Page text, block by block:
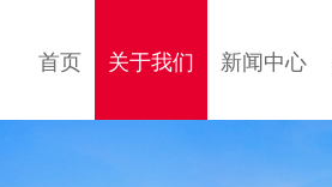
首页 关于我们 新闻中心